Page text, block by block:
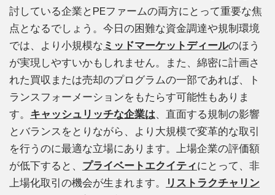
討している企業とPEファームの両方にとって重要な焦
点となるでしょう。今日の困難な資金調達や規制環境
では、より小規模な ミッドマーケットディールのほう
が実現しやすいかもしれません。また、綿密に計画さ
れた買収または売却のプログラムの一部であれば、ト
ランスフォーメーションをもたらす可能性もありま
す。 キャッシュリッチな企業は、直面する規制の影響
とバランスをとりながら、より大規模で変革的な取引
を行うのに最適な立場にあります。上場企業の評価額
が低下すると、 プライベートエクイティにとって、非
上場化取引の機会が生まれます。
リストラクチャリン